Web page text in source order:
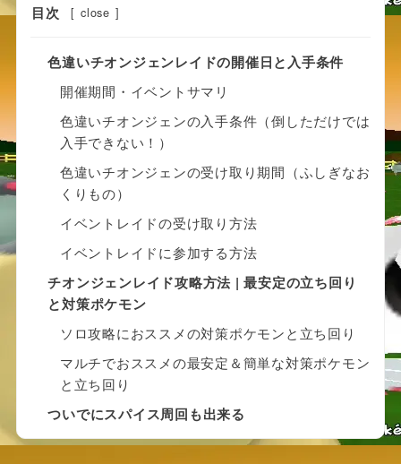
目次 [ close ]
色違いチオンジェンレイドの開催日と入手条件
開催期間・イベントサマリ
色違いチオンジェンの入手条件（倒しただけでは
入手できない！）
色違いチオンジェンの受け取り期間（ふしぎなお
くりもの）
イベントレイドの受け取り方法
イベントレイドに参加する方法
チオンジェンレイド攻略方法 | 最安定の立ち回り
と対策ポケモン
ソロ攻略におススメの対策ポケモンと立ち回り
マルチでおススメの最安定＆簡単な対策ポケモン
と立ち回り
ついでにスパイス周回も出来る